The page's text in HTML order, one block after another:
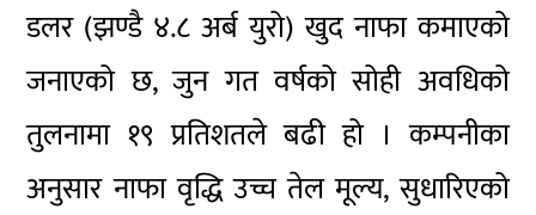
डलर (झण्डै ४.८ अर्ब युरो) खुद नाफा कमाएको
जनाएको छ, जुन गत वर्षको सोही अवधिको
तुलनामा १९ प्रतिशतले बढी हो । कम्पनीका
अनुसार नाफा वृद्धि उच्च तेल मूल्य, सुधारिएको